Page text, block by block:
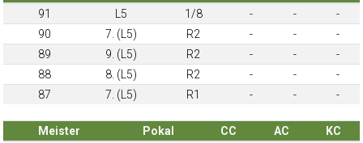
91
L5 1/8 - -
-
90
7. (L5) R2 - -
-
89
9. (L5) R2 - -
-
88
8. (L5) R2 - -
-
87
7. (L5) R1 - - -
Meister Pokal CC AC
KC